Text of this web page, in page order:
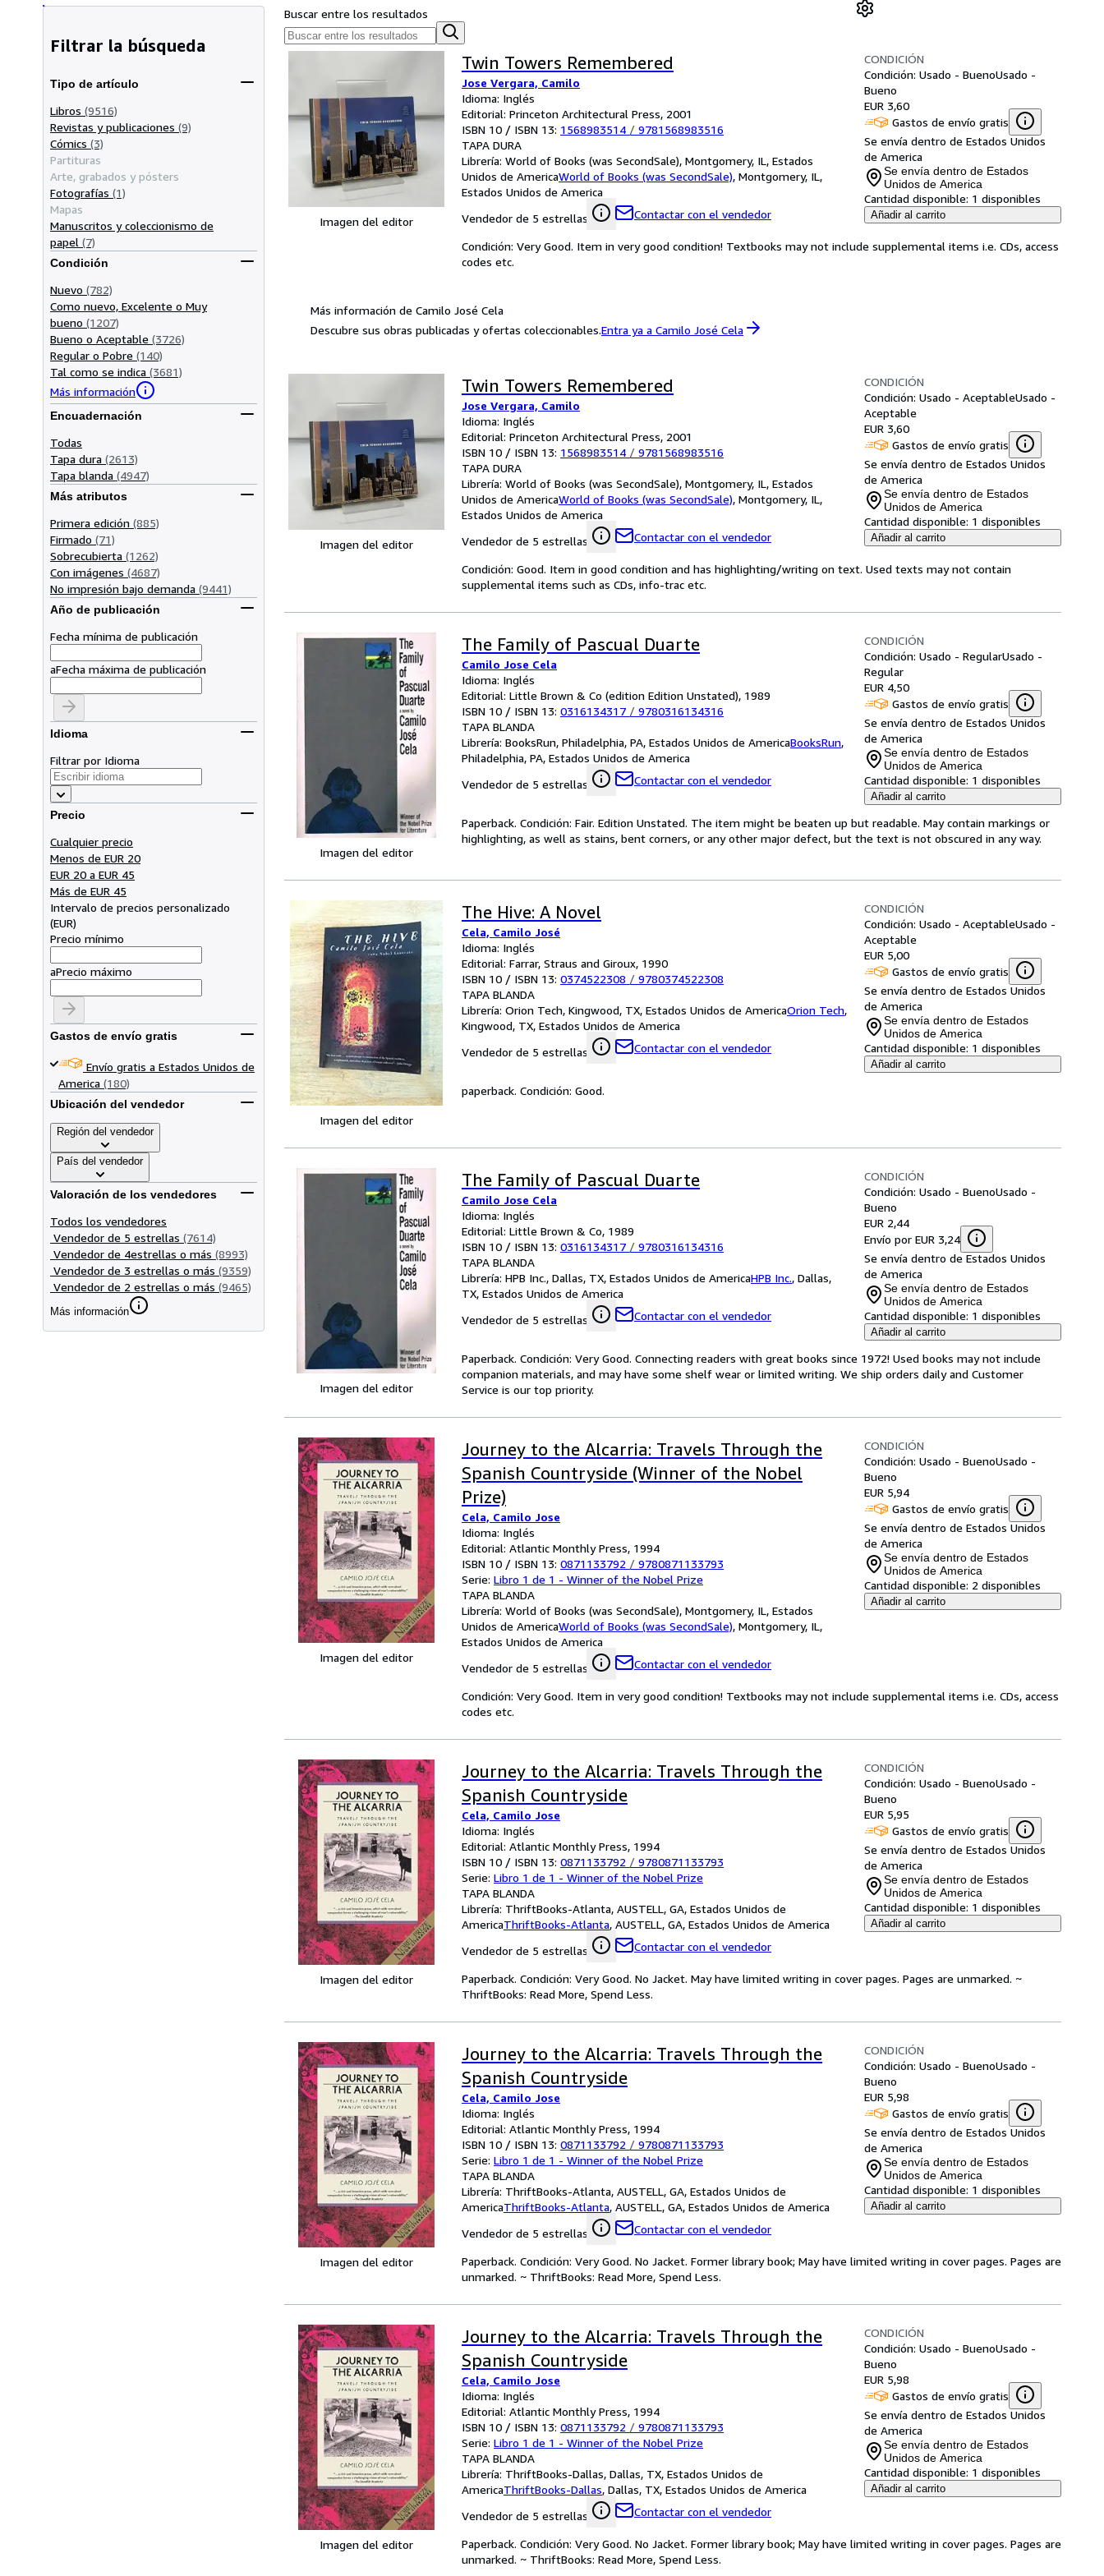
Filtrar la búsqueda
Tipo de artículo
Libros (9516)
Revistas y publicaciones (9)
Cómics (3)
Partituras
Arte, grabados y pósters
Fotografías (1)
Mapas
Manuscritos y coleccionismo de
papel (7)
Condición
Nuevo (782)
Como nuevo, Excelente o Muy
bueno (1207)
Bueno o Aceptable (3726)
Regular o Pobre (140)
Tal como se indica (3681)
Más información
Encuadernación
Todas
Tapa dura (2613)
Tapa blanda (4947)
Más atributos
Primera edición (885)
Firmado (71)
Sobrecubierta (1262)
Con imágenes (4687)
No impresión bajo demanda (9441)
Año de publicación
Fecha mínima de publicación
aFecha máxima de publicación
Idioma
Filtrar por Idioma
Precio
Cualquier precio
Menos de EUR 20
EUR 20 a EUR 45
Más de EUR 45
Intervalo de precios personalizado
(EUR)
Precio mínimo
aPrecio máximo
Gastos de envío gratis
Envío gratis a Estados Unidos de
America (180)
Ubicación del vendedor
Región del vendedor
País del vendedor
Valoración de los vendedores
Todos los vendedores
Vendedor de 5 estrellas (7614)
Vendedor de 4estrellas o más (8993)
Vendedor de 3 estrellas o más (9359)
Vendedor de 2 estrellas o más (9465)
Más información
Buscar entre los resultados
Imagen del editor
Twin Towers Remembered
Jose Vergara, Camilo
Idioma: Inglés
Editorial: Princeton Architectural Press, 2001
ISBN 10 / ISBN 13: 1568983514 / 9781568983516
TAPA DURA
Librería: World of Books (was SecondSale), Montgomery, IL, Estados
Unidos de AmericaWorld of Books (was SecondSale), Montgomery, IL,
Estados Unidos de America
Vendedor de 5 estrellas
Contactar con el vendedor
CONDICIÓN
Condición: Usado - BuenoUsado -
Bueno
EUR 3,60
Gastos de envío gratis
Se envía dentro de Estados Unidos
de America
Se envía dentro de Estados
Unidos de America
Cantidad disponible: 1 disponibles
Añadir al carrito
Condición: Very Good. Item in very good condition! Textbooks may not include supplemental items i.e. CDs, access
codes etc.
Más información de Camilo José Cela
Descubre sus obras publicadas y ofertas coleccionables.Entra ya a Camilo José Cela
Imagen del editor
Twin Towers Remembered
Jose Vergara, Camilo
Idioma: Inglés
Editorial: Princeton Architectural Press, 2001
ISBN 10 / ISBN 13: 1568983514 / 9781568983516
TAPA DURA
Librería: World of Books (was SecondSale), Montgomery, IL, Estados
Unidos de AmericaWorld of Books (was SecondSale), Montgomery, IL,
Estados Unidos de America
Vendedor de 5 estrellas
Contactar con el vendedor
CONDICIÓN
Condición: Usado - AceptableUsado -
Aceptable
EUR 3,60
Gastos de envío gratis
Se envía dentro de Estados Unidos
de America
Se envía dentro de Estados
Unidos de America
Cantidad disponible: 1 disponibles
Añadir al carrito
Condición: Good. Item in good condition and has highlighting/writing on text. Used texts may not contain
supplemental items such as CDs, info-trac etc.
Imagen del editor
The Family of Pascual Duarte
Camilo Jose Cela
Idioma: Inglés
Editorial: Little Brown & Co (edition Edition Unstated), 1989
ISBN 10 / ISBN 13: 0316134317 / 9780316134316
TAPA BLANDA
Librería: BooksRun, Philadelphia, PA, Estados Unidos de AmericaBooksRun,
Philadelphia, PA, Estados Unidos de America
Vendedor de 5 estrellas
Contactar con el vendedor
CONDICIÓN
Condición: Usado - RegularUsado -
Regular
EUR 4,50
Gastos de envío gratis
Se envía dentro de Estados Unidos
de America
Se envía dentro de Estados
Unidos de America
Cantidad disponible: 1 disponibles
Añadir al carrito
Paperback. Condición: Fair. Edition Unstated. The item might be beaten up but readable. May contain markings or
highlighting, as well as stains, bent corners, or any other major defect, but the text is not obscured in any way.
Imagen del editor
The Hive: A Novel
Cela, Camilo José
Idioma: Inglés
Editorial: Farrar, Straus and Giroux, 1990
ISBN 10 / ISBN 13: 0374522308 / 9780374522308
TAPA BLANDA
Librería: Orion Tech, Kingwood, TX, Estados Unidos de AmericaOrion Tech,
Kingwood, TX, Estados Unidos de America
Vendedor de 5 estrellas
Contactar con el vendedor
CONDICIÓN
Condición: Usado - AceptableUsado -
Aceptable
EUR 5,00
Gastos de envío gratis
Se envía dentro de Estados Unidos
de America
Se envía dentro de Estados
Unidos de America
Cantidad disponible: 1 disponibles
Añadir al carrito
paperback. Condición: Good.
Imagen del editor
The Family of Pascual Duarte
Camilo Jose Cela
Idioma: Inglés
Editorial: Little Brown & Co, 1989
ISBN 10 / ISBN 13: 0316134317 / 9780316134316
TAPA BLANDA
Librería: HPB Inc., Dallas, TX, Estados Unidos de AmericaHPB Inc., Dallas,
TX, Estados Unidos de America
Vendedor de 5 estrellas
Contactar con el vendedor
CONDICIÓN
Condición: Usado - BuenoUsado -
Bueno
EUR 2,44
Envío por EUR 3,24
Se envía dentro de Estados Unidos
de America
Se envía dentro de Estados
Unidos de America
Cantidad disponible: 1 disponibles
Añadir al carrito
Paperback. Condición: Very Good. Connecting readers with great books since 1972! Used books may not include
companion materials, and may have some shelf wear or limited writing. We ship orders daily and Customer
Service is our top priority.
Imagen del editor
Journey to the Alcarria: Travels Through the
Spanish Countryside (Winner of the Nobel
Prize)
Cela, Camilo Jose
Idioma: Inglés
Editorial: Atlantic Monthly Press, 1994
ISBN 10 / ISBN 13: 0871133792 / 9780871133793
Serie: Libro 1 de 1 - Winner of the Nobel Prize
TAPA BLANDA
Librería: World of Books (was SecondSale), Montgomery, IL, Estados
Unidos de AmericaWorld of Books (was SecondSale), Montgomery, IL,
Estados Unidos de America
Vendedor de 5 estrellas
Contactar con el vendedor
CONDICIÓN
Condición: Usado - BuenoUsado -
Bueno
EUR 5,94
Gastos de envío gratis
Se envía dentro de Estados Unidos
de America
Se envía dentro de Estados
Unidos de America
Cantidad disponible: 2 disponibles
Añadir al carrito
Condición: Very Good. Item in very good condition! Textbooks may not include supplemental items i.e. CDs, access
codes etc.
Imagen del editor
Journey to the Alcarria: Travels Through the
Spanish Countryside
Cela, Camilo Jose
Idioma: Inglés
Editorial: Atlantic Monthly Press, 1994
ISBN 10 / ISBN 13: 0871133792 / 9780871133793
Serie: Libro 1 de 1 - Winner of the Nobel Prize
TAPA BLANDA
Librería: ThriftBooks-Atlanta, AUSTELL, GA, Estados Unidos de
AmericaThriftBooks-Atlanta, AUSTELL, GA, Estados Unidos de America
Vendedor de 5 estrellas
Contactar con el vendedor
CONDICIÓN
Condición: Usado - BuenoUsado -
Bueno
EUR 5,95
Gastos de envío gratis
Se envía dentro de Estados Unidos
de America
Se envía dentro de Estados
Unidos de America
Cantidad disponible: 1 disponibles
Añadir al carrito
Paperback. Condición: Very Good. No Jacket. May have limited writing in cover pages. Pages are unmarked. ~
ThriftBooks: Read More, Spend Less.
Imagen del editor
Journey to the Alcarria: Travels Through the
Spanish Countryside
Cela, Camilo Jose
Idioma: Inglés
Editorial: Atlantic Monthly Press, 1994
ISBN 10 / ISBN 13: 0871133792 / 9780871133793
Serie: Libro 1 de 1 - Winner of the Nobel Prize
TAPA BLANDA
Librería: ThriftBooks-Atlanta, AUSTELL, GA, Estados Unidos de
AmericaThriftBooks-Atlanta, AUSTELL, GA, Estados Unidos de America
Vendedor de 5 estrellas
Contactar con el vendedor
CONDICIÓN
Condición: Usado - BuenoUsado -
Bueno
EUR 5,98
Gastos de envío gratis
Se envía dentro de Estados Unidos
de America
Se envía dentro de Estados
Unidos de America
Cantidad disponible: 1 disponibles
Añadir al carrito
Paperback. Condición: Very Good. No Jacket. Former library book; May have limited writing in cover pages. Pages are
unmarked. ~ ThriftBooks: Read More, Spend Less.
Imagen del editor
Journey to the Alcarria: Travels Through the
Spanish Countryside
Cela, Camilo Jose
Idioma: Inglés
Editorial: Atlantic Monthly Press, 1994
ISBN 10 / ISBN 13: 0871133792 / 9780871133793
Serie: Libro 1 de 1 - Winner of the Nobel Prize
TAPA BLANDA
Librería: ThriftBooks-Dallas, Dallas, TX, Estados Unidos de
AmericaThriftBooks-Dallas, Dallas, TX, Estados Unidos de America
Vendedor de 5 estrellas
Contactar con el vendedor
CONDICIÓN
Condición: Usado - BuenoUsado -
Bueno
EUR 5,98
Gastos de envío gratis
Se envía dentro de Estados Unidos
de America
Se envía dentro de Estados
Unidos de America
Cantidad disponible: 1 disponibles
Añadir al carrito
Paperback. Condición: Very Good. No Jacket. Former library book; May have limited writing in cover pages. Pages are
unmarked. ~ ThriftBooks: Read More, Spend Less.